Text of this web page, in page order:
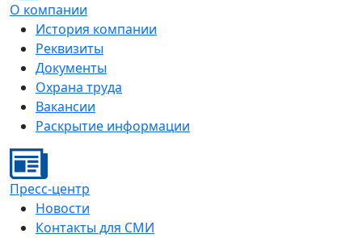
О компании
История компании
Реквизиты
Документы
Охрана труда
Вакансии
Раскрытие информации
Пресс-центр
Новости
Контакты для СМИ